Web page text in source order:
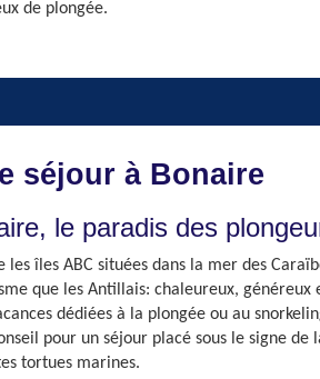
de plongée.
séjour à Bonaire
le paradis des
îles ABC situées dans la mer des
que les Antillais: chaleureux,
dédiées à la plongée ou au
pour un séjour placé sous le signe
tortues marines.